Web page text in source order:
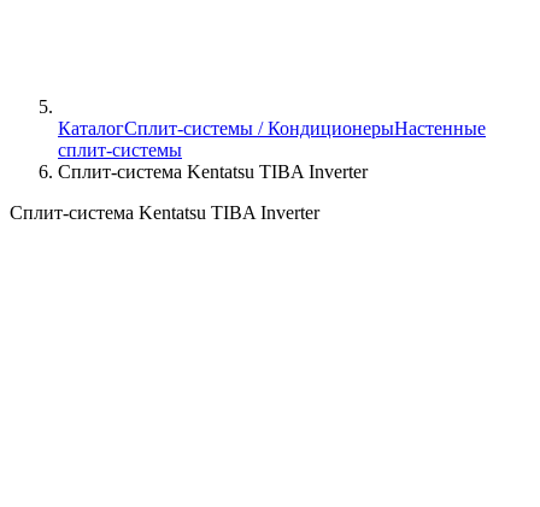
КаталогСплит-системы / КондиционерыНастенные
сплит-системы
Сплит-система Kentatsu TIBA Inverter
Сплит-система Kentatsu TIBA Inverter